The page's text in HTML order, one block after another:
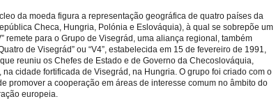
da moeda figura a representação geográfica de quatro países da
Checa, Hungria, Polónia e Eslováquia), à qual se sobrepõe um
remete para o Grupo de Visegrád, uma aliança regional, também
de Visegrád” ou “V4”, estabelecida em 15 de fevereiro de 1991,
reuniu os Chefes de Estado e de Governo da Checoslováquia,
na cidade fortificada de Visegrád, na Hungria. O grupo foi criado com o
promover a cooperação em áreas de interesse comum no âmbito do
europeia.